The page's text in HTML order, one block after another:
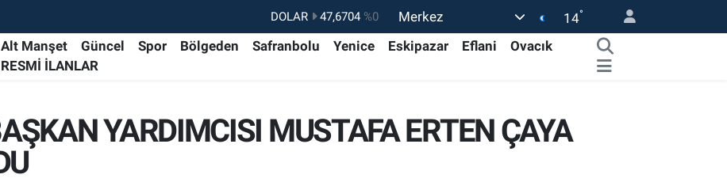
DOLAR 47,6704 %0
EURO
55,0406 %-0.08
BİST100
13.799 %70
Merkez 14°
Alt Manşet Güncel Spor Bölgeden Safranbolu Yenice Eskipazar Eflani
Ovacık
RESMİ İLANLAR
YARDIMCISI MUSTAFA ERTEN ÇAYA